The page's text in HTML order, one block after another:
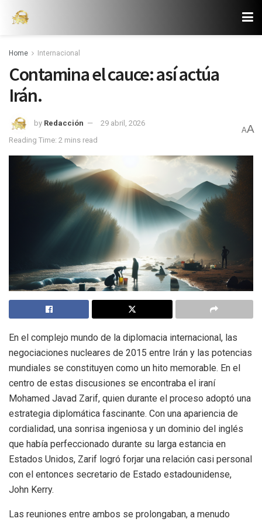
Home Internacional
Contamina el cauce: así actúa
Irán.
by Redacción
29 abril, 2026
Reading Time: 2 mins read
AA
En el complejo mundo de la diplomacia internacional, las
negociaciones nucleares de 2015 entre Irán y las potencias
mundiales se constituyen como un hito memorable. En el
centro de estas discusiones se encontraba el iraní
Mohamed Javad Zarif, quien durante el proceso adoptó una
estrategia diplomática fascinante. Con una apariencia de
cordialidad, una sonrisa ingeniosa y un dominio del inglés
que había perfeccionado durante su larga estancia en
Estados Unidos, Zarif logró forjar una relación casi personal
con el entonces secretario de Estado estadounidense,
John Kerry.
Las reuniones entre ambos se prolongaban, a menudo